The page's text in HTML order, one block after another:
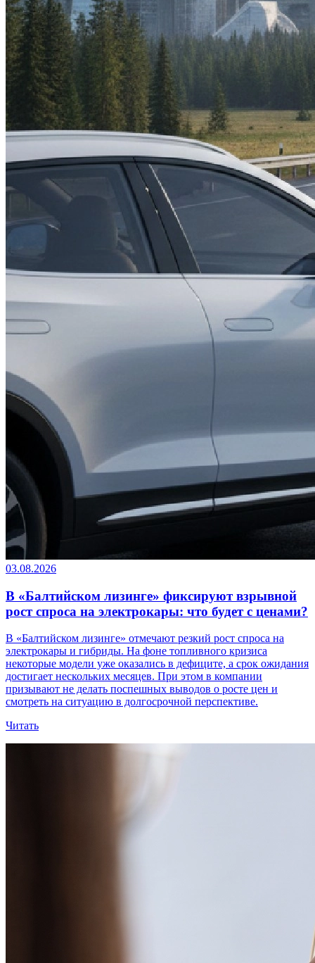
03.08.2026
В «Балтийском лизинге» фиксируют взрывной
рост спроса на электрокары: что будет с ценами?
В «Балтийском лизинге» отмечают резкий рост спроса на
электрокары и гибриды. На фоне топливного кризиса
некоторые модели уже оказались в дефиците, а срок ожидания
достигает нескольких месяцев. При этом в компании
призывают не делать поспешных выводов о росте цен и
смотреть на ситуацию в долгосрочной перспективе.
Читать